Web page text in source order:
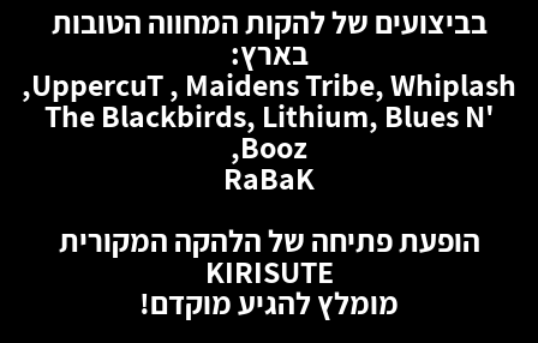
בביצועים של להקות המחווה הטובות
בארץ:
UppercuT , Maidens Tribe, Whiplash,
The Blackbirds, Lithium, Blues N'
Booz,
RaBaK
הופעת פתיחה של הלהקה המקורית
KIRISUTE
מומלץ להגיע מוקדם!